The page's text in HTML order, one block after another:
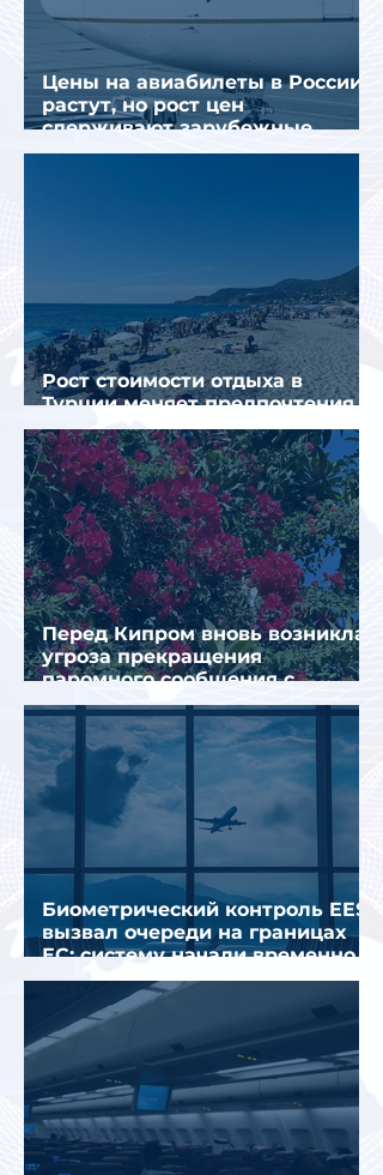
Цены на авиабилеты в России
растут, но рост цен
сдерживают зарубежные
конкуренты
Рост стоимости отдыха в
Турции меняет предпочтения
туристов
Перед Кипром вновь возникла
угроза прекращения
паромного сообщения с
Грецией
Биометрический контроль EES
вызвал очереди на границах
ЕС: систему начали временно
отключать